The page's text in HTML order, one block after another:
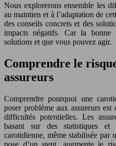
Nous explorerons ensemble les
au maintien et à l’adaptation de
des conseils concrets et des
impacts négatifs. Car la bonne
solutions et que vous pouvez agir.
Comprendre le
assureurs
Comprendre pourquoi une
poser problème aux assureurs
difficultés potentielles. Les
basant sur des statistiques et
carotidienne, même stabilisée par
pose d’un stent, augmente le